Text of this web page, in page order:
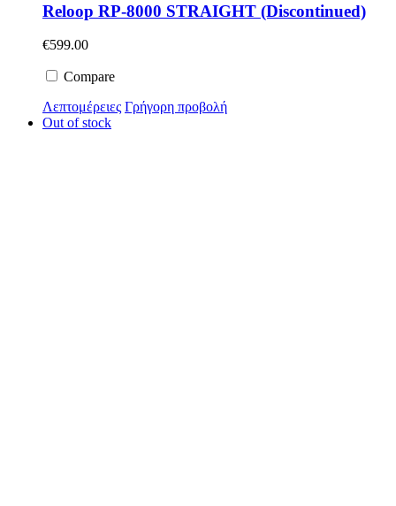
Reloop RP-8000 STRAIGHT (Discontinued)
€599.00
Compare
Λεπτομέρειες Γρήγορη προβολή
Out of stock